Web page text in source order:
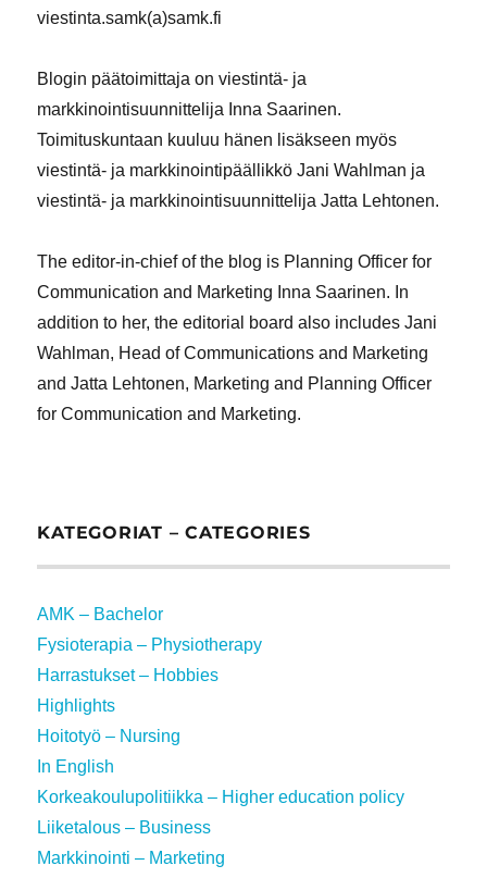
viestinta.samk(a)samk.fi
Blogin päätoimittaja on viestintä- ja
markkinointisuunnittelija Inna Saarinen.
Toimituskuntaan kuuluu hänen lisäkseen myös
viestintä- ja markkinointipäällikkö Jani Wahlman ja
viestintä- ja markkinointisuunnittelija Jatta Lehtonen.
The editor-in-chief of the blog is Planning Officer for
Communication and Marketing Inna Saarinen. In
addition to her, the editorial board also includes Jani
Wahlman, Head of Communications and Marketing
and Jatta Lehtonen, Marketing and Planning Officer
for Communication and Marketing.
KATEGORIAT – CATEGORIES
AMK – Bachelor
Fysioterapia – Physiotherapy
Harrastukset – Hobbies
Highlights
Hoitotyö – Nursing
In English
Korkeakoulupolitiikka – Higher education policy
Liiketalous – Business
Markkinointi – Marketing